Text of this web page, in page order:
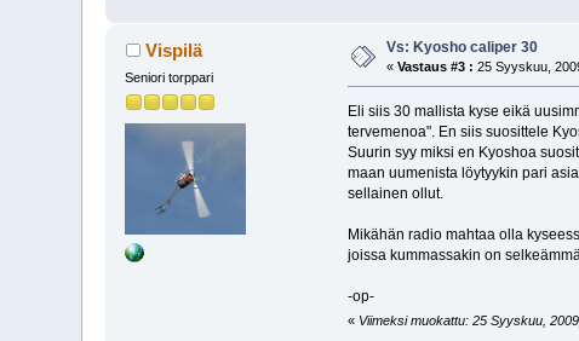
Vispilä
Seniori torppari
Vs: Kyosho caliper 30
«Vastaus #3 : 25 Syyskuu,
Eli siis 30 mallista kyse eikä
tervemenoa". En siis suosittele
Suurin syy miksi en Kyoshoa
maan uumenista löytyykin pari
sellainen ollut.
Mikähän radio mahtaa olla
joissa kummassakin on
-op-
« Viimeksi muokattu: 25 Syyskuu,